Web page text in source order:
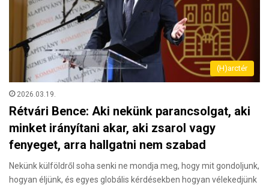
(H)arctér
2026.03.19.
Rétvári Bence: Aki nekünk parancsolgat, aki
minket irányítani akar, aki zsarol vagy
fenyeget, arra hallgatni nem szabad
Nekünk külföldről soha senki ne mondja meg, hogy mit gondoljunk,
hogyan éljünk, és egyes globális kérdésekben hogyan vélekedjünk